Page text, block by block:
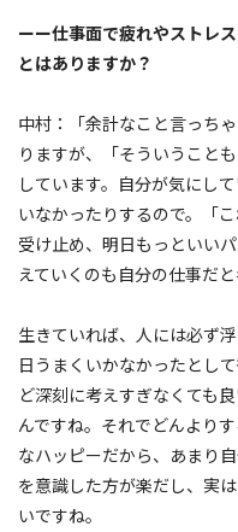
ーー仕事面で疲れやストレ
とはありますか？
中村：「余計なこと言っち
りますが、「そういうこと
しています。自分が気にし
いなかったりするので。「
受け止め、明日もっといい
えていくのも自分の仕事だと
生きていれば、人には必ず
日うまくいかなかったとし
ど深刻に考えすぎなくても
んですね。それでどんより
なハッピーだから、あまり
を意識した方が楽だし、実
いですね。